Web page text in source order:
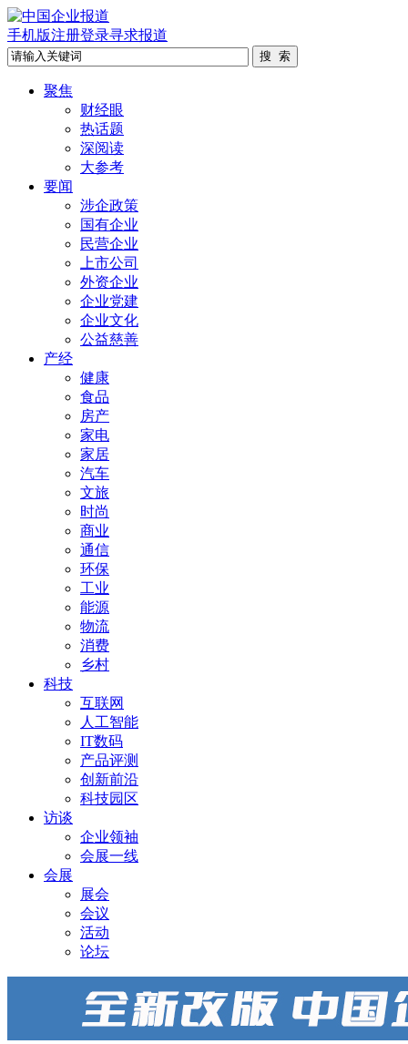
手机版注册登录寻求报道
聚焦
财经眼
热话题
深阅读
大参考
要闻
涉企政策
国有企业
民营企业
上市公司
外资企业
企业党建
企业文化
公益慈善
产经
健康
食品
房产
家电
家居
汽车
文旅
时尚
商业
通信
环保
工业
能源
物流
消费
乡村
科技
互联网
人工智能
IT数码
产品评测
创新前沿
科技园区
访谈
企业领袖
会展一线
会展
展会
会议
活动
论坛